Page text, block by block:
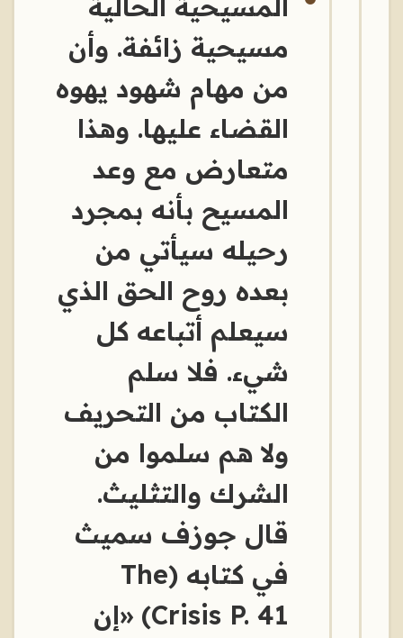
المسيحية الحالية
مسيحية زائفة. وأن
من مهام شهود يهوه
القضاء عليها. وهذا
متعارض مع وعد
المسيح بأنه بمجرد
رحيله سيأتي من
بعده روح الحق الذي
سيعلم أتباعه كل
شيء. فلا سلم
الكتاب من التحريف
ولا هم سلموا من
الشرك والتثليث.
قال جوزف سميث
في كتابه (The
Crisis P. 41) «إن